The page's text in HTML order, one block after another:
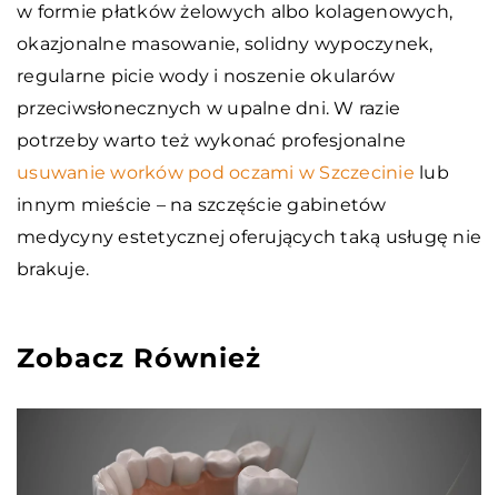
w formie płatków żelowych albo kolagenowych,
okazjonalne masowanie, solidny wypoczynek,
regularne picie wody i noszenie okularów
przeciwsłonecznych w upalne dni. W razie
potrzeby warto też wykonać profesjonalne
usuwanie worków pod oczami w Szczecinie lub
innym mieście – na szczęście gabinetów
medycyny estetycznej oferujących taką usługę nie
brakuje.
Zobacz Również